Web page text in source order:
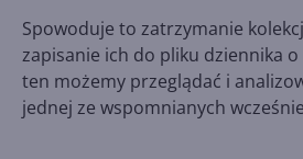
Spowoduje to zatrzymanie
zapisanie ich do pliku dziennika
ten możemy przeglądać i
jednej ze wspomnianych